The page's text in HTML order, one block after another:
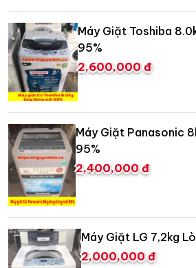
Máy Giặt Toshiba
95%
2,600,000 đ
Máy Giặt Panasonic
95%
2,400,000 đ
Máy Giặt LG 7,2kg
2,000,000 đ